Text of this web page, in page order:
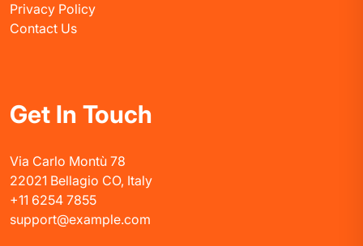
Privacy Policy
Contact Us
Get In Touch
Via Carlo Montù 78
22021 Bellagio CO, Italy
+11 6254 7855
support@example.com